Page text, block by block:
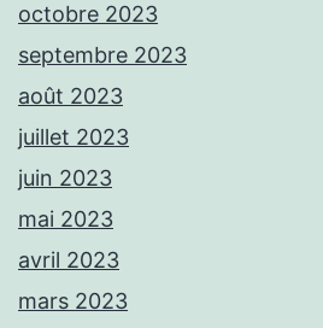
octobre 2023
septembre 2023
août 2023
juillet 2023
juin 2023
mai 2023
avril 2023
mars 2023